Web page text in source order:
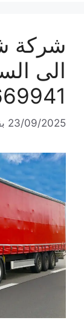
شركة
الى
23/09/2025